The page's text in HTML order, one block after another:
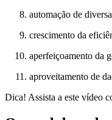
automação de
crescimento da
aperfeiçoamento da
aproveitamento de
Dica! Assista a este vídeo